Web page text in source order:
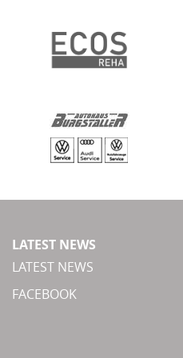
LATEST NEWS
LATEST NEWS
FACEBOOK